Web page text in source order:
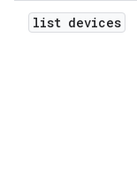
list devices